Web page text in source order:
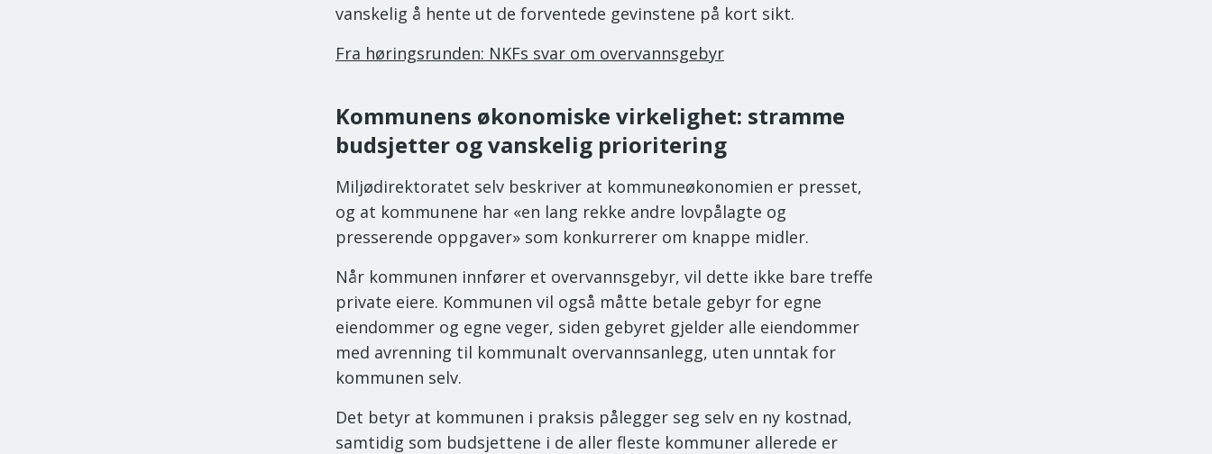
vanskelig å hente ut de forventede gevinstene på kort sikt.
Fra høringsrunden: NKFs svar om overvannsgebyr
Kommunens økonomiske virkelighet: stramme
budsjetter og vanskelig prioritering
Miljødirektoratet selv beskriver at kommuneøkonomien er presset,
og at kommunene har «en lang rekke andre lovpålagte og
presserende oppgaver» som konkurrerer om knappe midler.
Når kommunen innfører et overvannsgebyr, vil dette ikke bare treffe
private eiere. Kommunen vil også måtte betale gebyr for egne
eiendommer og egne veger, siden gebyret gjelder alle eiendommer
med avrenning til kommunalt overvannsanlegg, uten unntak for
kommunen selv.
Det betyr at kommunen i praksis pålegger seg selv en ny kostnad,
samtidig som budsjettene i de aller fleste kommuner allerede er